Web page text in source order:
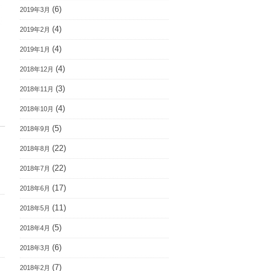
2019年3月 (6)
2019年2月 (4)
2019年1月 (4)
2018年12月 (4)
2018年11月 (3)
2018年10月 (4)
2018年9月 (5)
2018年8月 (22)
2018年7月 (22)
2018年6月 (17)
2018年5月 (11)
2018年4月 (5)
2018年3月 (6)
2018年2月 (7)